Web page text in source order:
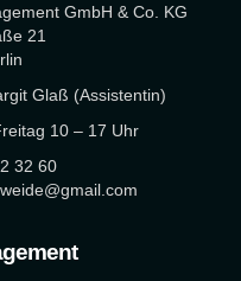
GmbH & Co. KG
21
Glaß (Assistentin)
10 – 17 Uhr
32 60